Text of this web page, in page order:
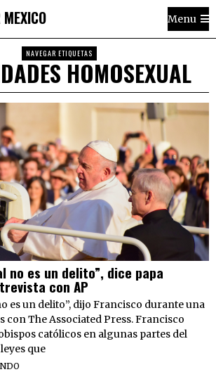
Menu
NAVEGAR ETIQUETAS
HOMOSEXUAL
no es un delito”, dice papa
con AP
es un delito”, dijo Francisco durante una
con The Associated Press. Francisco
católicos en algunas partes del
que